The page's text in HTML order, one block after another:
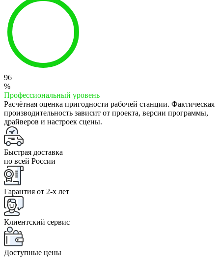
96
%
Профессиональный уровень
Расчётная оценка пригодности рабочей станции. Фактическая
производительность зависит от проекта, версии программы,
драйверов и настроек сцены.
Быстрая доставка
по всей России
Гарантия от 2-x лет
Клиентский сервис
Доступные цены